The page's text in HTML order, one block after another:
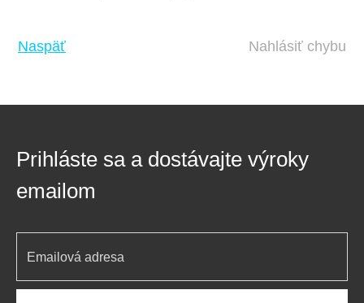
Naspäť Nahlásiť chybu
Prihláste sa a dostávajte výroky
emailom